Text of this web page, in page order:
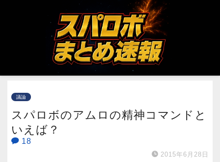
議論
スパロボのアムロの精神コマンドと
いえば？
18
2015年6月28日